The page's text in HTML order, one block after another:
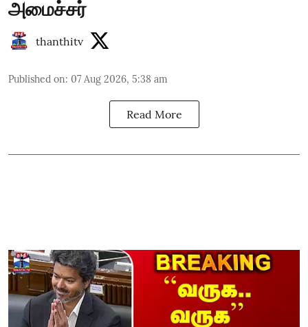
அமைச்சர்
thanthitv
Published on: 07 Aug 2026, 5:38 am
Read More